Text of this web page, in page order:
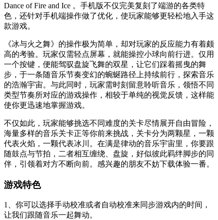
Dance of Fire and Ice 。手机版不仅完美复刻了端游的各类特
色，还针对手机端操作做了优化，使玩家能够更轻松地入手这
款游戏。
《冰与火之舞》的操作极为简单，却对玩家的反应能力有着颇
高的考验。玩家仅需轻点屏幕，就能操控小球向前行进。仅用
一个按键，便能驾驭盘旋飞舞的双星，让它们踩着摇曳的舞
步，于一条随音乐节奏变幻的蜿蜒路径上持续前行，探索音乐
的浩瀚宇宙。与此同时，玩家需时刻留意聆听音乐，领悟不同
类型节奏所对应的游戏操作，相较于单纯的视觉反馈，这样能
使你更迅速地掌握游戏。
不仅如此，玩家能够挑选不同难度的关卡尽情展开自由冒险，
海量多样的音乐关卡正等你前来挑战，关卡分为两颗星，一颗
代表火焰，一颗代表冰川。在满是律动的音乐宇宙里，你要跟
随鼓点与节拍，二者相互缠绕、盘旋，好似彼此羁绊脚步的同
伴，引领着对方不断向前。感兴趣的朋友不妨下载体验一番。
游戏特色
1、你可以选择手动校准或者自动校准来同步游戏内的时间，
让我们跟随音乐一起舞动。